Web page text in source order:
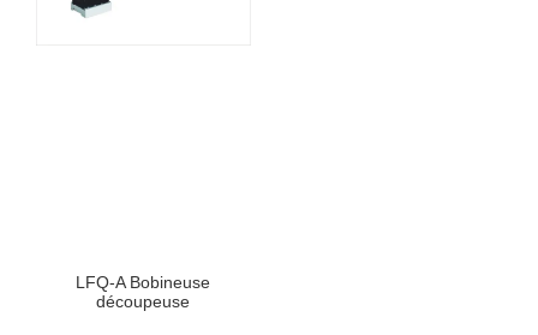
LFQ-A Bobineuse
découpeuse